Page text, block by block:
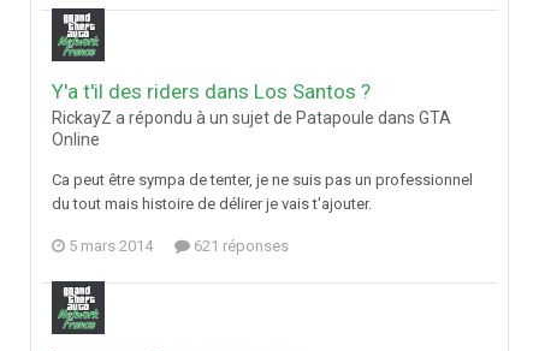
Y'a t'il des riders dans Los Santos ?
RickayZ a répondu à un sujet de Patapoule dans GTA
Online
Ca peut être sympa de tenter, je ne suis pas un professionnel
du tout mais histoire de délirer je vais t'ajouter.
5 mars 2014 621 réponses